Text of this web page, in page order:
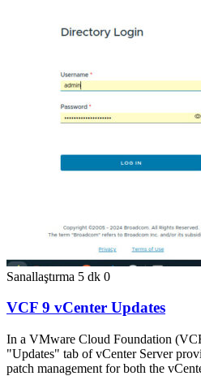
Sanallaştırma 5 dk 0
VCF 9 vCenter Updates
In a VMware Cloud Foundation
"Updates" tab of vCenter Server
patch management for both the